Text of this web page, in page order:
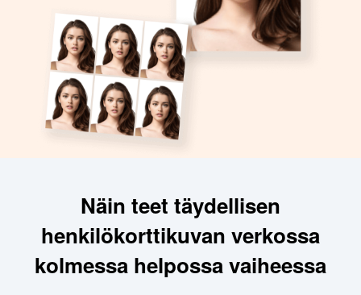
Näin teet täydellisen
henkilökorttikuvan verkossa
kolmessa helpossa vaiheessa